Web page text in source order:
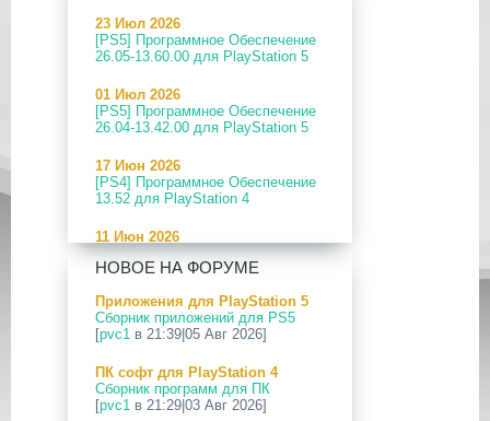
23 Июл 2026
[PS5] Программное Обеспечение
26.05-13.60.00 для PlayStation 5
01 Июл 2026
[PS5] Программное Обеспечение
26.04-13.42.00 для PlayStation 5
17 Июн 2026
[PS4] Программное Обеспечение
13.52 для PlayStation 4
11 Июн 2026
[PS5] Программное Обеспечение
26.04-13.40.00 для PlayStation 5
24 Апр 2026
[PS5] Программное Обеспечение
26.03-13.20.00 для PlayStation 5
12 Апр 2026
[PS Portal] Программное
Обеспечение 7.0.2 для PS Portal
НОВОЕ НА ФОРУМЕ
Приложения для PlayStation 5
Сборник приложений для PS5
[pvc1 в 21:39|05 Авг 2026]
ПК софт для PlayStation 4
Сборник программ для ПК
[pvc1 в 21:29|03 Авг 2026]